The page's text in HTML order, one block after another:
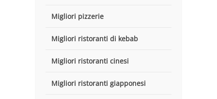
Migliori pizzerie
Migliori ristoranti di kebab
Migliori ristoranti cinesi
Migliori ristoranti giapponesi